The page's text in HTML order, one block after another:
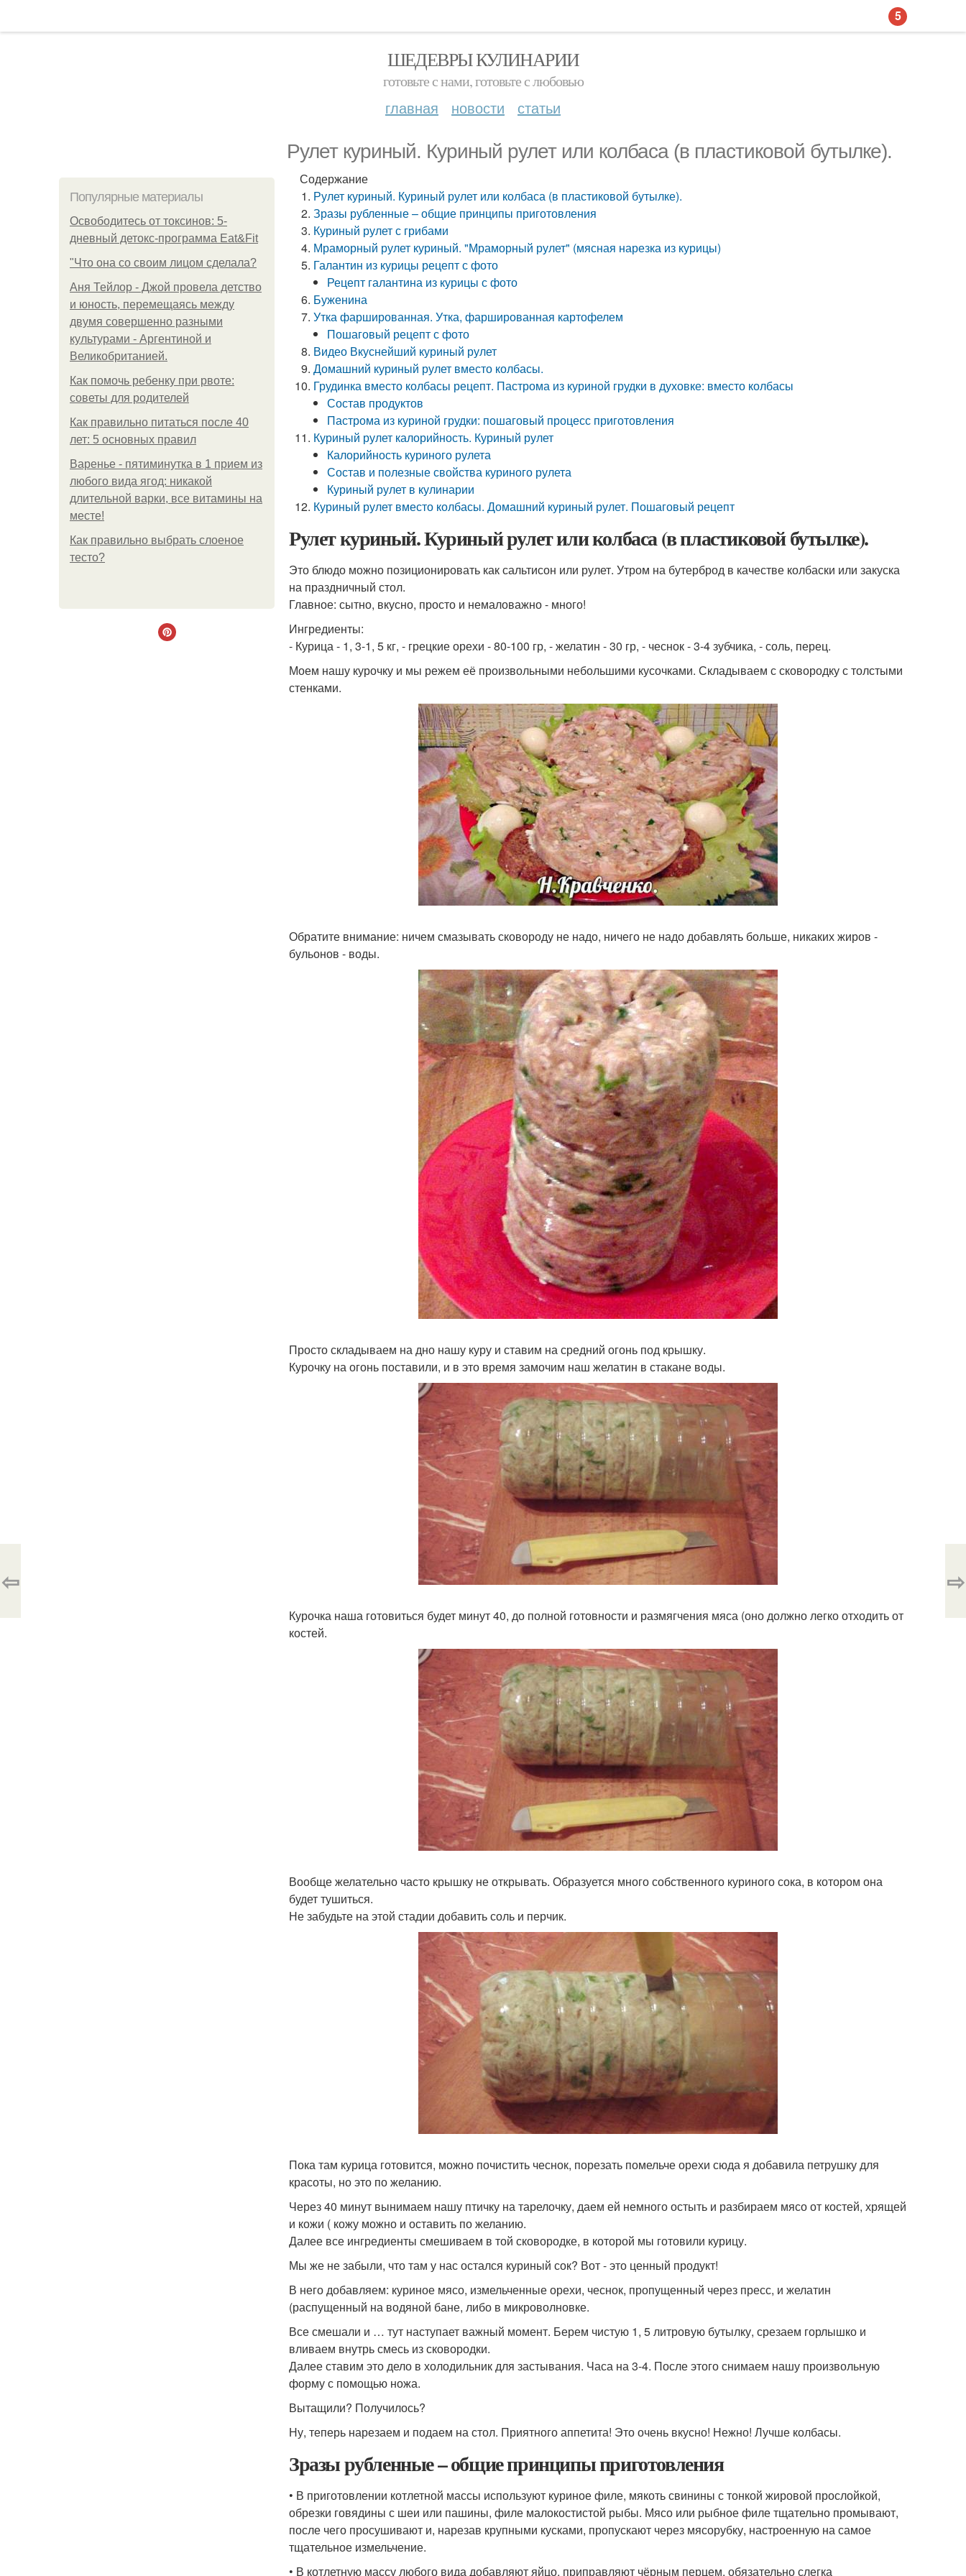
ШЕДЕВРЫ КУЛИНАРИИ
готовьте с нами, готовьте с любовью
главная новости статьи
Рулет куриный. Куриный рулет или колбаса (в пластиковой бутылке).
Популярные материалы
Освободитесь от токсинов: 5-
дневный детокс-программа Eat&Fit
"Что она со своим лицом сделала?
Аня Тейлор - Джой провела детство
и юность, перемещаясь между
двумя совершенно разными
культурами - Аргентиной и
Великобританией.
Как помочь ребенку при рвоте:
советы для родителей
Как правильно питаться после 40
лет: 5 основных правил
Варенье - пятиминутка в 1 прием из
любого вида ягод: никакой
длительной варки, все витамины на
месте!
Как правильно выбрать слоеное
тесто?
Содержание
Рулет куриный. Куриный рулет или колбаса (в пластиковой бутылке).
Зразы рубленные – общие принципы приготовления
Куриный рулет с грибами
Мраморный рулет куриный. "Мраморный рулет" (мясная нарезка из курицы)
Галантин из курицы рецепт с фото
Рецепт галантина из курицы с фото
Буженина
Утка фаршированная. Утка, фаршированная картофелем
Пошаговый рецепт с фото
Видео Вкуснейший куриный рулет
Домашний куриный рулет вместо колбасы.
Грудинка вместо колбасы рецепт. Пастрома из куриной грудки в духовке: вместо колбасы
Состав продуктов
Пастрома из куриной грудки: пошаговый процесс приготовления
Куриный рулет калорийность. Куриный рулет
Калорийность куриного рулета
Состав и полезные свойства куриного рулета
Куриный рулет в кулинарии
Куриный рулет вместо колбасы. Домашний куриный рулет. Пошаговый рецепт
Рулет куриный. Куриный рулет или колбаса (в пластиковой бутылке).
Это блюдо можно позиционировать как сальтисон или рулет. Утром на бутерброд в качестве колбаски или закуска
на праздничный стол.
Главное: сытно, вкусно, просто и немаловажно - много!
Ингредиенты:
- Курица - 1, 3-1, 5 кг, - грецкие орехи - 80-100 гр, - желатин - 30 гр, - чеснок - 3-4 зубчика, - соль, перец.
Моем нашу курочку и мы режем её произвольными небольшими кусочками. Складываем с сковородку с толстыми
стенками.
Обратите внимание: ничем смазывать сковороду не надо, ничего не надо добавлять больше, никаких жиров -
бульонов - воды.
Просто складываем на дно нашу куру и ставим на средний огонь под крышку.
Курочку на огонь поставили, и в это время замочим наш желатин в стакане воды.
Курочка наша готовиться будет минут 40, до полной готовности и размягчения мяса (оно должно легко отходить от
костей.
Вообще желательно часто крышку не открывать. Образуется много собственного куриного сока, в котором она
будет тушиться.
Не забудьте на этой стадии добавить соль и перчик.
Пока там курица готовится, можно почистить чеснок, порезать помельче орехи сюда я добавила петрушку для
красоты, но это по желанию.
Через 40 минут вынимаем нашу птичку на тарелочку, даем ей немного остыть и разбираем мясо от костей, хрящей
и кожи ( кожу можно и оставить по желанию.
Далее все ингредиенты смешиваем в той сковородке, в которой мы готовили курицу.
Мы же не забыли, что там у нас остался куриный сок? Вот - это ценный продукт!
В него добавляем: куриное мясо, измельченные орехи, чеснок, пропущенный через пресс, и желатин
(распущенный на водяной бане, либо в микроволновке.
Все смешали и … тут наступает важный момент. Берем чистую 1, 5 литровую бутылку, срезаем горлышко и
вливаем внутрь смесь из сковородки.
Далее ставим это дело в холодильник для застывания. Часа на 3-4. После этого снимаем нашу произвольную
форму с помощью ножа.
Вытащили? Получилось?
Ну, теперь нарезаем и подаем на стол. Приятного аппетита! Это очень вкусно! Нежно! Лучше колбасы.
Зразы рубленные – общие принципы приготовления
• В приготовлении котлетной массы используют куриное филе, мякоть свинины с тонкой жировой прослойкой,
обрезки говядины с шеи или пашины, филе малокостистой рыбы. Мясо или рыбное филе тщательно промывают,
после чего просушивают и, нарезав крупными кусками, пропускают через мясорубку, настроенную на самое
тщательное измельчение.
• В котлетную массу любого вида добавляют яйцо, приправляют чёрным перцем, обязательно слегка
⇦ ⇨
5